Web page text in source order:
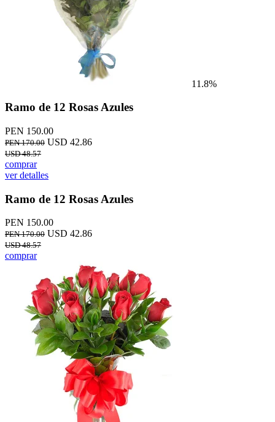
11.8%
Ramo de 12 Rosas Azules
PEN 150.00
PEN 170.00 USD 42.86
USD 48.57
comprar
ver detalles
Ramo de 12 Rosas Azules
PEN 150.00
PEN 170.00 USD 42.86
USD 48.57
comprar